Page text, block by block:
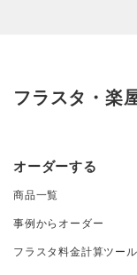
フラスタ・楽
オーダーする
商品一覧
事例からオーダー
フラスタ料金計算ツール